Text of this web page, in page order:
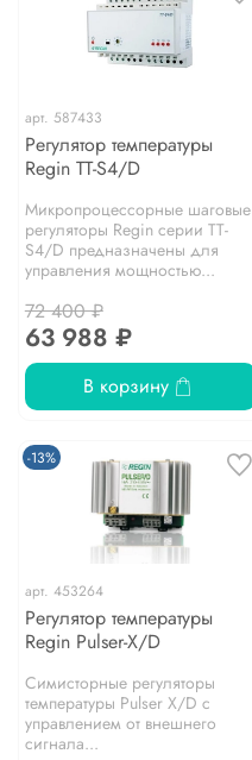
арт. 587433
Регулятор температуры
Regin ТТ-S4/D
Микропроцессорные шаговые
регуляторы Regin серии ТТ-
S4/D предназначены для
управления мощностью...
72 400 ₽
63 988 ₽
В корзину
-13%
арт. 453264
Регулятор температуры
Regin Pulser-X/D
Симисторные регуляторы
температуры Pulser X/D с
управлением от внешнего
сигнала...